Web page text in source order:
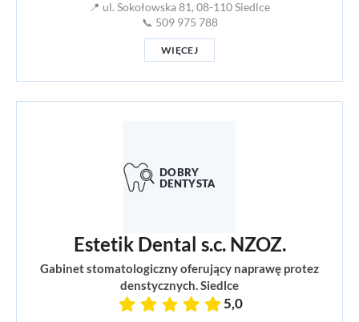
📍 ul. Sokołowska 81, 08-110 Siedlce
📞 509 975 788
WIĘCEJ
Estetik Dental s.c. NZOZ.
Gabinet stomatologiczny oferujący naprawę protez
denstycznych. Siedlce
5,0